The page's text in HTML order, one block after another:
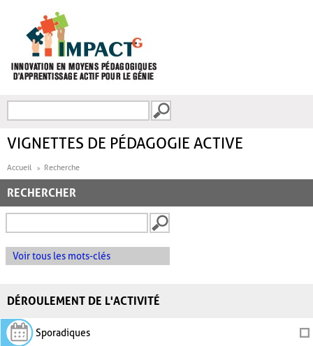
FORMULAIRE DE
VIGNETTES DE PÉDAGOGIE ACTIVE
Accueil Recherche
RECHERCHER
Voir tous les mots-clés
DÉROULEMENT DE L'ACTIVITÉ
Sporadiques